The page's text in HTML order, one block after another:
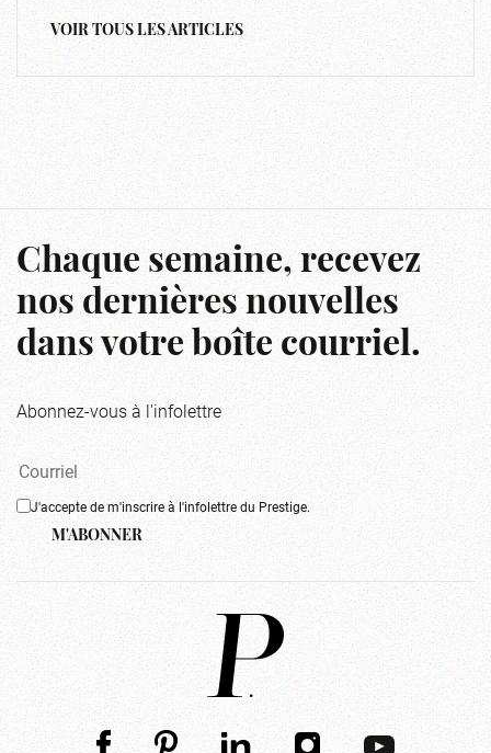
VOIR TOUS LES ARTICLES
Chaque semaine, recevez
nos dernières nouvelles
dans votre boîte courriel.
Abonnez-vous à l'infolettre
J'accepte de m'inscrire à l'infolettre du Prestige.
M'ABONNER